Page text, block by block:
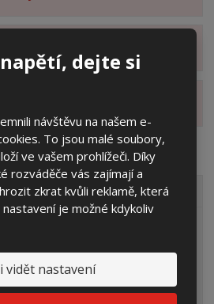
dejte si
návštěvu na našem e-
To jsou malé soubory,
ve vašem prohlížeči. Díky
rozváděče vás zajímají a
zkrat kvůli reklamě, která
je možné kdykoliv
vidět nastavení